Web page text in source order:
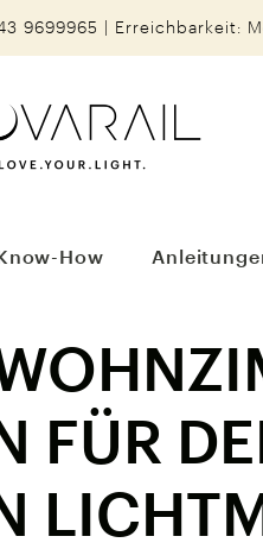
9699965 Erreichbarkeit:
How
FÜR